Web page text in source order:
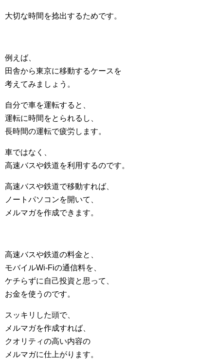
大切な時間を捻出するためです。
例えば、
田舎から東京に移動するケースを
考えてみましょう。
自分で車を運転すると、
運転に時間をとられるし、
長時間の運転で疲労します。
車ではなく、
高速バスや鉄道を利用するのです。
高速バスや鉄道で移動すれば、
ノートパソコンを開いて、
メルマガを作成できます。
高速バスや鉄道の料金と、
モバイルWi-Fiの通信料を、
ケチらずに自己投資と思って、
お金を使うのです。
スッキリした頭で、
メルマガを作成すれば、
クオリティの高い内容の
メルマガに仕上がります。